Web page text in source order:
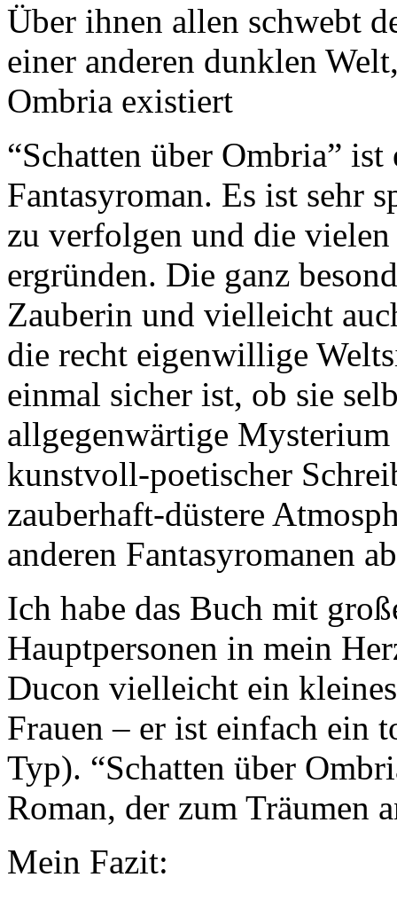
Über ihnen allen schwebt
einer anderen dunklen
Ombria existiert
“Schatten über Ombria”
Fantasyroman. Es ist sehr
zu verfolgen und die
ergründen. Die ganz
Zauberin und vielleicht
die recht eigenwillige
einmal sicher ist, ob sie
allgegenwärtige
kunstvoll-poetischer
zauberhaft-düstere
anderen Fantasyromanen
Ich habe das Buch mit
Hauptpersonen in mein
Ducon vielleicht ein
Frauen – er ist einfach ein
Typ). “Schatten über
Roman, der zum Träumen
Mein Fazit: